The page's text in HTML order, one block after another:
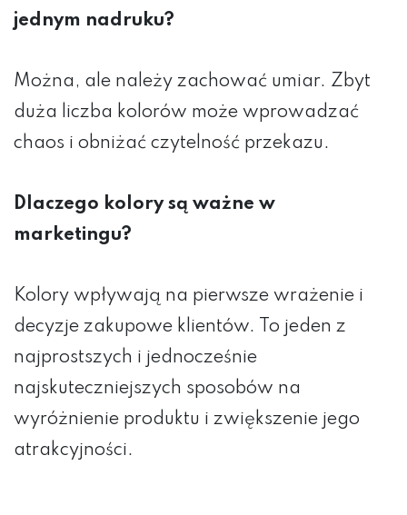
jednym nadruku?
Można, ale należy zachować umiar. Zbyt
duża liczba kolorów może wprowadzać
chaos i obniżać czytelność przekazu.
Dlaczego kolory są ważne w
marketingu?
Kolory wpływają na pierwsze wrażenie i
decyzje zakupowe klientów. To jeden z
najprostszych i jednocześnie
najskuteczniejszych sposobów na
wyróżnienie produktu i zwiększenie jego
atrakcyjności.